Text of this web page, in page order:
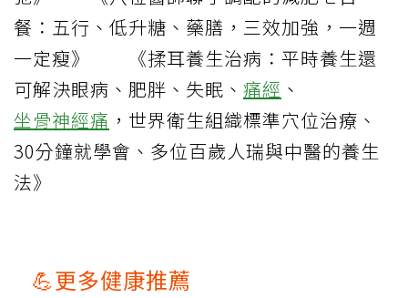
餐：五行、低升糖、藥膳，三效加強，一週
一定瘦》 《揉耳養生治病：平時養生還
可解決眼病、肥胖、失眠、 痛經 、
坐骨神經痛 ，世界衛生組織標準穴位治療、
30分鐘就學會、多位百歲人瑞與中醫的養生
法》
💪更多健康推薦